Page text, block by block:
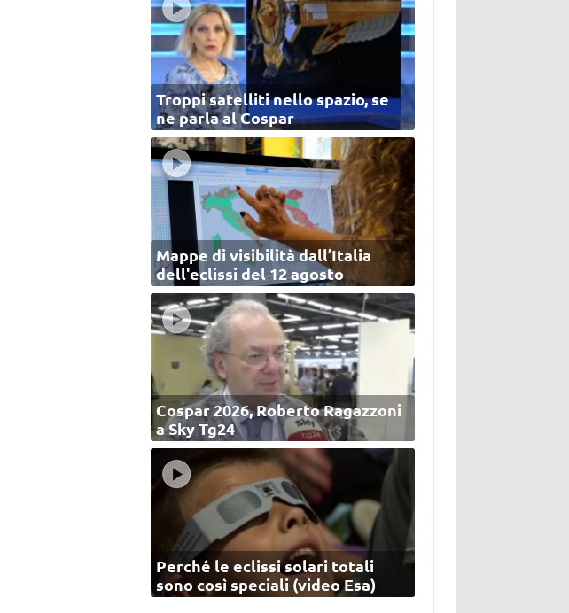
Troppi satelliti nello spazio, se
ne parla al Cospar
Mappe di visibilità dall’Italia
dell'eclissi del 12 agosto
Cospar 2026, Roberto Ragazzoni
a Sky Tg24
Perché le eclissi solari totali
sono così speciali (video Esa)